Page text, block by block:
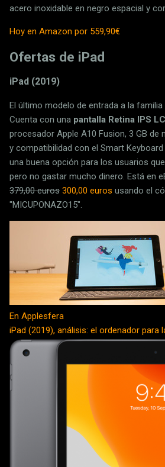
acero inoxidable en negro espacial y
Hoy en Amazon por 559,90€
Ofertas de iPad
iPad (2019)
El último modelo de entrada a la
Cuenta con una pantalla Retina IPS
procesador Apple A10 Fusion, 3 GB de
y compatibilidad con el Smart Keyboard
una buena opción para los usuarios
pero no gastar mucho dinero. Está en
379,00 euros 300,00 euros usando el
"MICUPONAZO15".
En Applesfera
iPad (2019), análisis: el ordenador para